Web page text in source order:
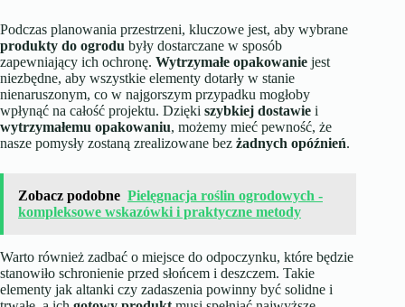
Podczas planowania przestrzeni, kluczowe jest, aby wybrane
produkty do ogrodu były dostarczane w sposób
zapewniający ich ochronę. Wytrzymałe opakowanie jest
niezbędne, aby wszystkie elementy dotarły w stanie
nienaruszonym, co w najgorszym przypadku mogłoby
wpłynąć na całość projektu. Dzięki szybkiej dostawie i
wytrzymałemu opakowaniu, możemy mieć pewność, że
nasze pomysły zostaną zrealizowane bez żadnych opóźnień.
Zobacz podobne Pielęgnacja roślin ogrodowych -
kompleksowe wskazówki i praktyczne metody
Warto również zadbać o miejsce do odpoczynku, które będzie
stanowiło schronienie przed słońcem i deszczem. Takie
elementy jak altanki czy zadaszenia powinny być solidne i